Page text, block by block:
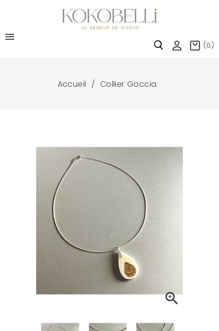

(0)
Accueil Collier Goccia
